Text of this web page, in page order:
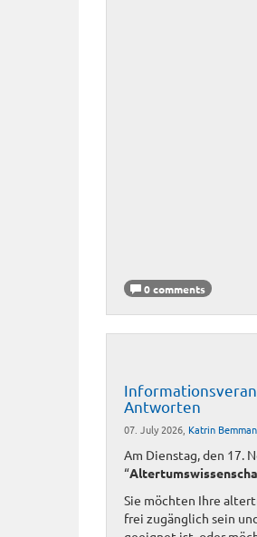
0 comments
Antworten
07. July 2026, Katrin
Am Dienstag, den 17.
“
Sie möchten Ihre
frei zugänglich sein